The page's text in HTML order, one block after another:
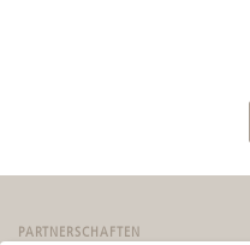
PARTNERSCHAFTEN